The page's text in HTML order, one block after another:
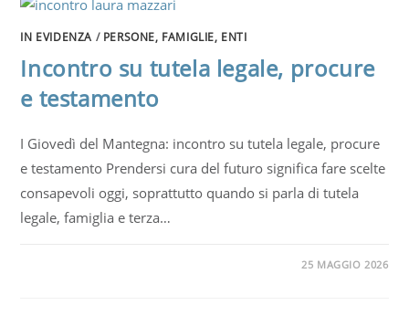
IN EVIDENZA / PERSONE, FAMIGLIE, ENTI
Incontro su tutela legale, procure
e testamento
I Giovedì del Mantegna: incontro su tutela legale, procure
e testamento Prendersi cura del futuro significa fare scelte
consapevoli oggi, soprattutto quando si parla di tutela
legale, famiglia e terza…
25 MAGGIO 2026